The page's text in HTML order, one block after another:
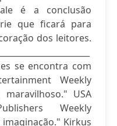
é a conclusão
que ficará para
dos leitores.
se encontra com
Weekly
USA
Weekly
Kirkus